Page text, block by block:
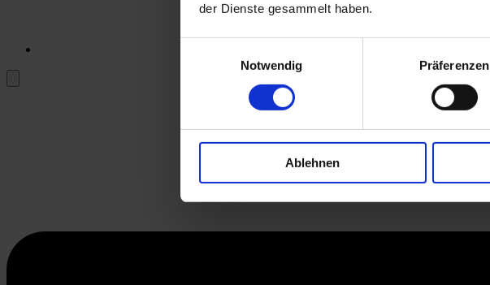
der Dienste gesammelt haben.
Notwendig
Präferenzen
Ablehnen